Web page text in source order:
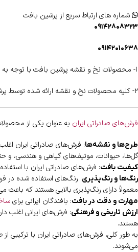
شماره های ارتباط سریع از پرشین بافت
۰۹۱۴۲۸۰۸۳۲۳
۰۹۱۴۲۰۱۰۶۳۸
۱- محصولات نخ و نقشه پرشین بافت با توجه به کیفیت مصالح ، طراحی و رنگرزی دارای شناسنامه اختصاصی و هولوگرام اختصاصی می باشند .
۲- کلیه محصولات نخ و نقشه ارائه شده توسط پرشین بافت دارای امکان ارسال پستی رایگان به اقصی نقاط کشور را دارا می باشند .
فرش‌های صادراتی ایران به عنوان یکی از
طرح‌ها و نقشه‌ها: فرش‌های صادراتی ایران
گل‌ها، حیوانات، موتیف‌های گیاهی و هندسی، و
کیفیت بافت: فرش‌های صادراتی ایران با استفاده
رنگ‌ها و رنگ‌پذیری: رنگ‌های استفاده شده در
معمولاً دارای رنگ‌پذیری بالایی هستند که باعث
مهارت و دقت در بافت: بافندگان ایرانی برای
ارزش تاریخی و فرهنگی: فرش‌های ایرانی اغلب
هستند.
به طور کلی، فرش‌های صادراتی ایران با ترکیبی
می‌شوند.